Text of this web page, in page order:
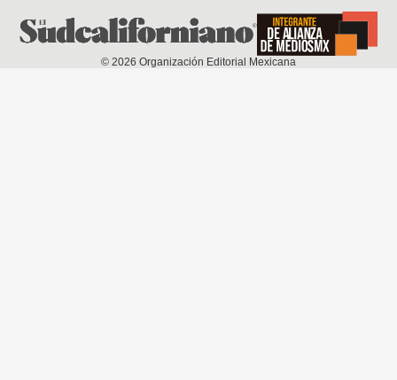
© 2026 Organización Editorial Mexicana